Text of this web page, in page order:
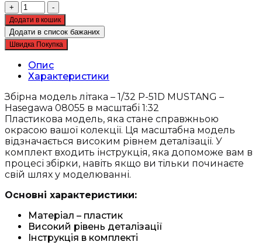
+
Збірна
модель
літака
-
1/32
P-
51D
MUSTANG
-
Hasegawa
08055
кількість
-
Додати в кошик
Додати в список бажаних
Швидка Покупка
Опис
Характеристики
Збірна модель літака – 1/32 P-51D MUSTANG –
Hasegawa 08055 в масштабі 1:32
Пластикова модель, яка стане справжньою
окрасою вашої колекції. Ця масштабна модель
відзначається високим рівнем деталізації. У
комплект входить інструкція, яка допоможе вам в
процесі збірки, навіть якщо ви тільки починаєте
свій шлях у моделюванні.
Основні характеристики:
Матеріал – пластик
Високий рівень деталізації
Інструкція в комплекті